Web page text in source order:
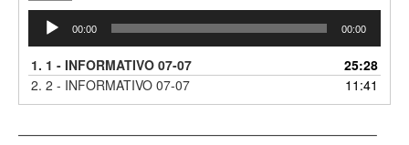
Tocador
00:00 00:00
1. 1 - INFORMATIVO 07-07
25:28
2. 2 - INFORMATIVO 07-07 11:41
————————————————————————–